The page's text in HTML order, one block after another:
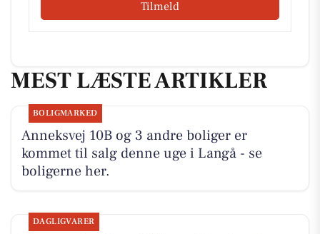
Tilmeld
MEST LÆSTE ARTIKLER
BOLIGMARKED
Anneksvej 10B og 3 andre boliger er
kommet til salg denne uge i Langå - se
boligerne her.
DAGLIGVARER